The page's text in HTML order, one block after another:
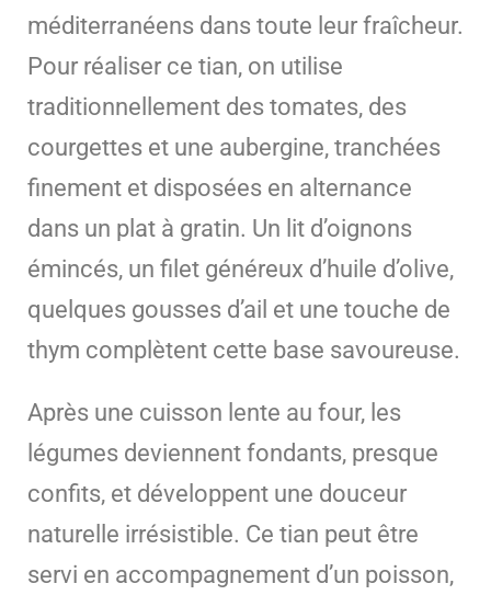
méditerranéens dans toute leur fraîcheur.
Pour réaliser ce tian, on utilise
traditionnellement des tomates, des
courgettes et une aubergine, tranchées
finement et disposées en alternance
dans un plat à gratin. Un lit d’oignons
émincés, un filet généreux d’huile d’olive,
quelques gousses d’ail et une touche de
thym complètent cette base savoureuse.
Après une cuisson lente au four, les
légumes deviennent fondants, presque
confits, et développent une douceur
naturelle irrésistible. Ce tian peut être
servi en accompagnement d’un poisson,